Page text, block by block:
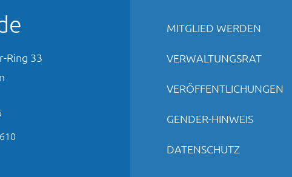
Ring 33
MITGLIED WERDEN
VERWALTUNGSRAT
VERÖFFENTLICHUNGEN
GENDER-HINWEIS
DATENSCHUTZ